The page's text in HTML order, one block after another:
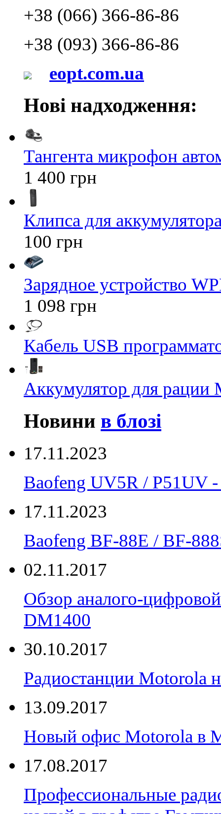
+38 (066) 366-86-86
+38 (093) 366-86-86
eopt.com.ua
Нові надходження:
Тангента микрофон
1 400 грн
Клипса для
100 грн
Зарядное устройство
1 098 грн
Кабель USB
Аккумулятор для рации
Новини в блозі
17.11.2023
Baofeng UV5R /
17.11.2023
Вaofeng BF-88E / BF-
02.11.2017
Обзор аналого-
DM1400
30.10.2017
Радиостанции Motorola
13.09.2017
Новый офис Motorola в
17.08.2017
Профессиональные